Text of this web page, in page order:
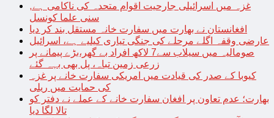
غزہ میں اسرائیلی جارحیت اقوام متحدہ کی ناکامی ہے,
سنی علما کونسل
افغانستان نے بھارت میں سفارت خانہ مستقل بند کر دیا
عارضی وقفہ اگلے مرحلے کی جنگی تیاری کیلیے ہے، اسرائیل
صومالیہ میں سیلاب سے7 لاکھ افراد بے گھر،بڑے پیمانے پر
زرعی زمین تباہ، پل بھی بہہ گئے
کیوبا کے صدر کی قیادت میں امریکی سفارت خانے پر غزہ
کی حمایت میں ریلی
بھارت؛ عدم تعاون پر افغان سفارت خانے کے عملے نے دفتر کو
تالا لگا دیا